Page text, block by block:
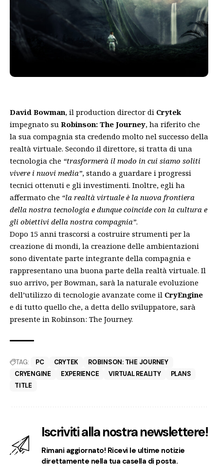
David Bowman, il production director di Crytek
impegnato su Robinson: The Journey, ha riferito che
la sua compagnia sta credendo molto nel successo della
realtà virtuale. Secondo il direttore, si tratta di una
tecnologia che “trasformerà il modo in cui siamo soliti
vivere i nuovi media”, stando a guardare i progressi
tecnici ottenuti e gli investimenti. Inoltre, egli ha
affermato che “la realtà virtuale è la nuova frontiera
della nostra tecnologia e dunque coincide con la cultura e
gli obiettivi della nostra compagnia”.
Dopo 15 anni trascorsi a costruire strumenti per la
creazione di mondi, la creazione delle ambientazioni
sono diventate parte integrante della compagnia e
rappresentano una buona parte della realtà virtuale. Il
suo arrivo, per Bowman, sarà la naturale evoluzione
dell’utilizzo di tecnologie avanzate come il CryEngine
e di tutto quello che, a detta dello sviluppatore, sarà
presente in Robinson: The Journey.
TAG: PC CRYTEK
ROBINSON: THE JOURNEY
CRYENGINE
EXPERIENCE VIRTUAL REALITY
PLANS
TITLE
Iscriviti alla nostra newslettere!
Rimani aggiornato! Ricevi le ultime notizie
direttamente nella tua casella di posta.